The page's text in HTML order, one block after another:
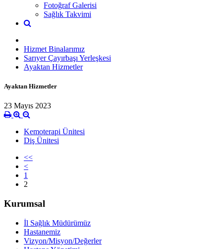
Fotoğraf Galerisi
Sağlık Takvimi
Hizmet Binalarımız
Sarıyer Çayırbaşı Yerleşkesi
Ayaktan Hizmetler
Ayaktan Hizmetler
23 Mayıs 2023
Kemoterapi Ünitesi
Diş Ünitesi
<<
<
1
2
Kurumsal
İl Sağlık Müdürümüz
Hastanemiz
Vizyon/Misyon/Değerler